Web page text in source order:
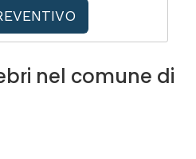
nel comune di